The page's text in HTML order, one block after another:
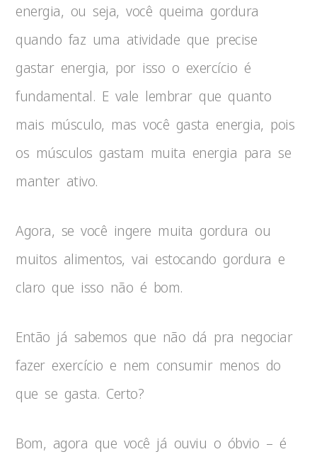
energia, ou seja, você queima gordura
quando faz uma atividade que precise
gastar energia, por isso o exercício é
fundamental. E vale lembrar que quanto
mais músculo, mas você gasta energia, pois
os músculos gastam muita energia para se
manter ativo.
Agora, se você ingere muita gordura ou
muitos alimentos, vai estocando gordura e
claro que isso não é bom.
Então já sabemos que não dá pra negociar
fazer exercício e nem consumir menos do
que se gasta. Certo?
Bom, agora que você já ouviu o óbvio – é